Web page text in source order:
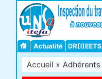
Actualité
Accueil » Adhérents